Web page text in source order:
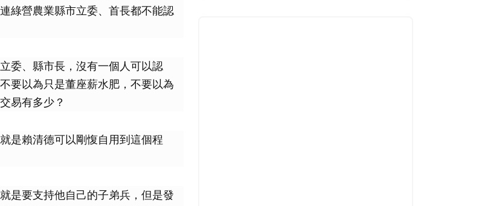
綠營農業縣市立委、首長都不能認
委、縣市長，沒有一個人可以認
要以為只是董座薪水肥，不要以為
易有多少？
是賴清德可以剛愎自用到這個程
是要支持他自己的子弟兵，但是發